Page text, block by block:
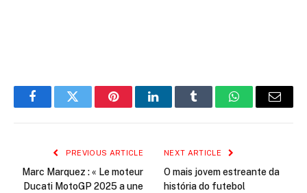
FacebookTwitter PinterestLinkedInTumblr WhatsAppEmail
PREVIOUS ARTICLE
Marc Marquez : « Le moteur
Ducati MotoGP 2025 a une
NEXT ARTICLE
O mais jovem estreante da
história do futebol